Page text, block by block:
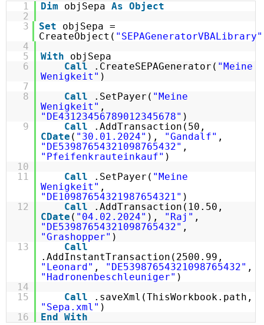
1 Dim objSepa As Object
2
3
Set
objSepa =
CreateObject( "SEPAGeneratorVBALibrary"
4
5
With
objSepa
6
Call .CreateSEPAGenerator( "Meine
Wenigkeit" )
7
8
Call .SetPayer( "Meine
Wenigkeit" ,
"DE43123456789012345678" )
9
Call
.AddTransaction(50,
CDate ( "30.01.2024" ), "Gandalf" ,
"DE53987654321098765432" ,
"Pfeifenkrauteinkauf" )
10
11
Call .SetPayer( "Meine
Wenigkeit" ,
"DE10987654321987654321" )
12
Call
.AddTransaction(10.50,
CDate ( "04.02.2024" ), "Raj" ,
"DE53987654321098765432" ,
"Grashopper" )
13
Call
.AddInstantTransaction(2500.99,
"Leonard" , "DE53987654321098765432" ,
"Hadronenbeschleuniger" )
14
15
Call
.saveXml(ThisWorkbook.path,
"Sepa.xml" )
16
End With